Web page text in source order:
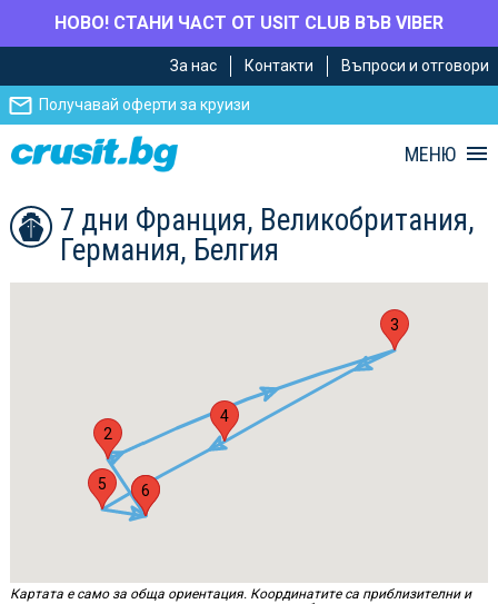
НОВО! СТАНИ ЧАСТ ОТ USIT CLUB ВЪВ VIBER
главното
съдържание
Навигацията
За нас Контакти Въпроси и отговори
Получавай оферти за круизи
МЕНЮ
7 дни Франция, Великобритания,
Германия, Белгия
1
2
3
4
5 6
Картата е само за обща ориентация. Координатите са приблизителни и